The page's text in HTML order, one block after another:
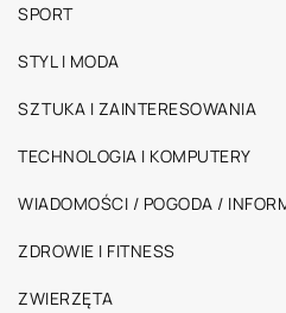
SPORT
STYL I MODA
SZTUKA I ZAINTERESOWANIA
TECHNOLOGIA I KOMPUTERY
WIADOMOŚCI / POGODA /
ZDROWIE I FITNESS
ZWIERZĘTA